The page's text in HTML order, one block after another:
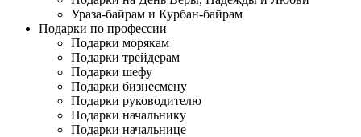
Ураза-байрам и Курбан-байрам
Подарки по профессии
Подарки морякам
Подарки трейдерам
Подарки шефу
Подарки бизнесмену
Подарки руководителю
Подарки начальнику
Подарки начальнице